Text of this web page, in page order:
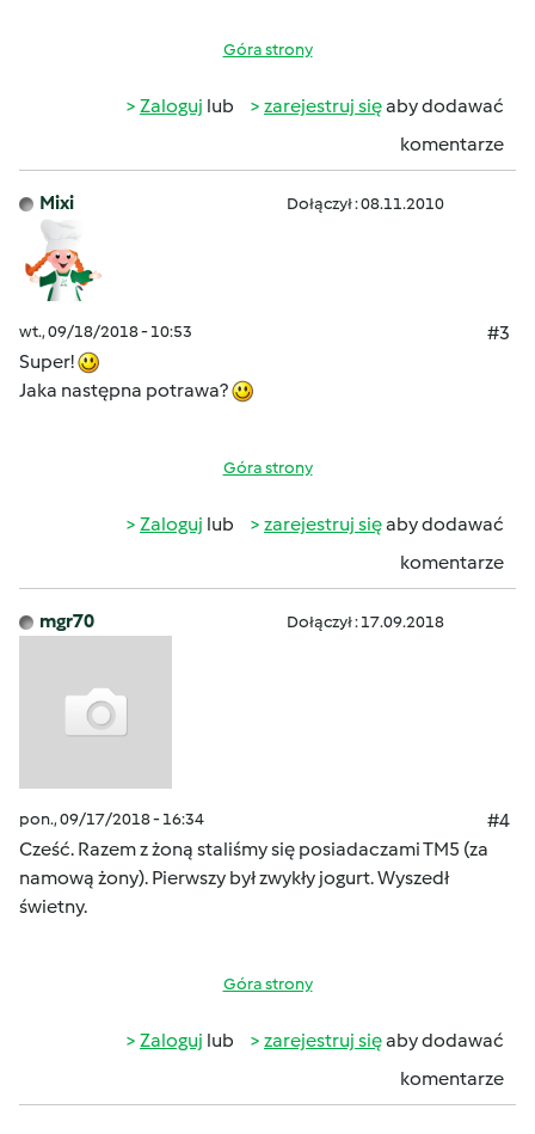
Góra strony
Zaloguj lub zarejestruj sięaby dodawać
komentarze
Mixi Dołączył : 08.11.2010
wt., 09/18/2018 - 10:53
#3
Super!
Jaka następna potrawa?
Góra strony
Zaloguj lub zarejestruj sięaby dodawać
komentarze
mgr70 Dołączył : 17.09.2018
pon., 09/17/2018 - 16:34
#4
Cześć. Razem z żoną staliśmy się posiadaczami TM5 (za
namową żony). Pierwszy był zwykły jogurt. Wyszedł
świetny.
Góra strony
Zaloguj lub zarejestruj sięaby dodawać
komentarze